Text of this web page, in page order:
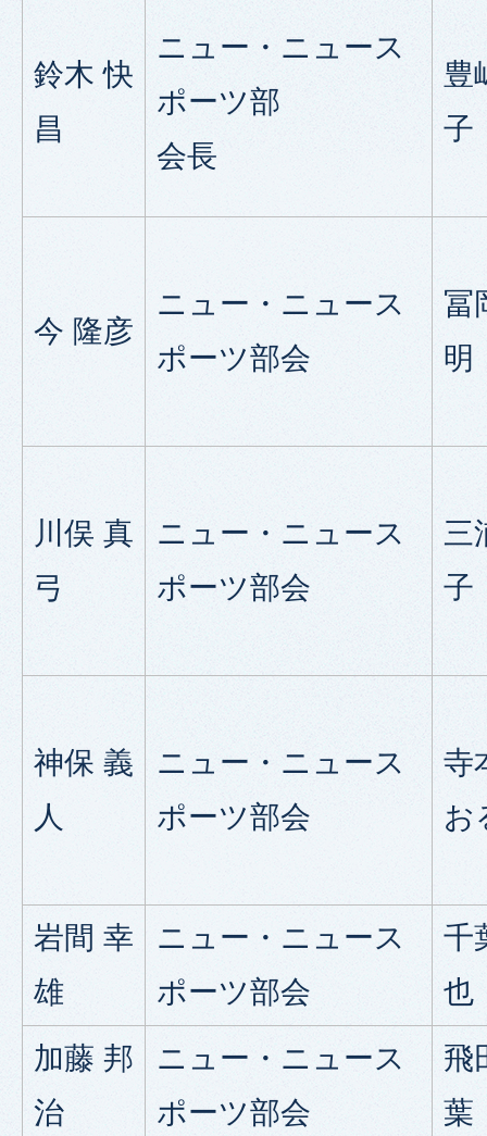
鈴木 快
昌
ニュー・ニュース
ポーツ部
会長
豊
子
今 隆彦
ニュー・ニュース
ポーツ部会
冨
明
川俣 真
弓
ニュー・ニュース
ポーツ部会
三
子
神保 義
人
ニュー・ニュース
ポーツ部会
寺
お
岩間 幸
雄
ニュー・ニュース
ポーツ部会
千
也
加藤 邦
治
ニュー・ニュース
ポーツ部会
飛
葉